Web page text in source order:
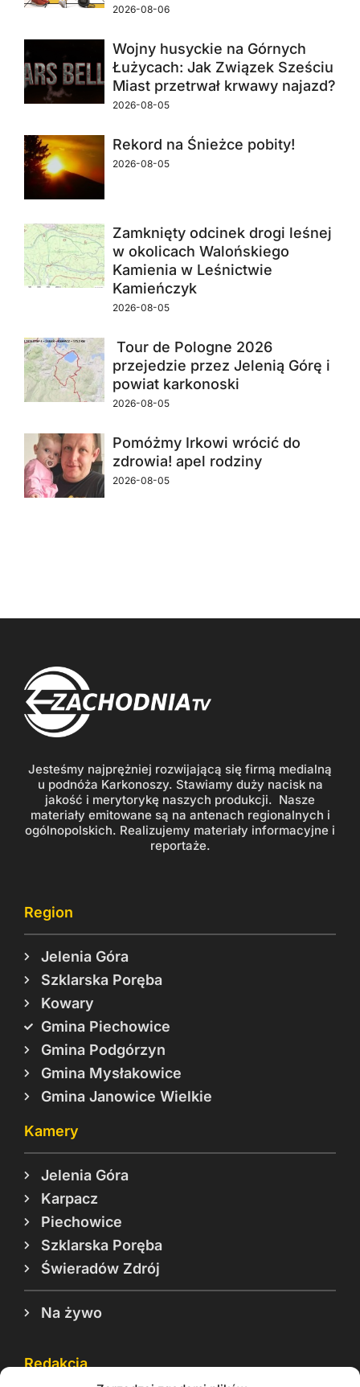
2026-08-06
Wojny husyckie na Górnych
Łużycach: Jak Związek Sześciu
Miast przetrwał krwawy najazd?
2026-08-05
Rekord na Śnieżce pobity!
2026-08-05
Zamknięty odcinek drogi leśnej
w okolicach Walońskiego
Kamienia w Leśnictwie
Kamieńczyk
2026-08-05
Tour de Pologne 2026
przejedzie przez Jelenią Górę i
powiat karkonoski
2026-08-05
Pomóżmy Irkowi wrócić do
zdrowia! apel rodziny
2026-08-05
Jesteśmy najprężniej rozwijającą się firmą medialną
u podnóża Karkonoszy. Stawiamy duży nacisk na
jakość i merytorykę naszych produkcji. Nasze
materiały emitowane są na antenach regionalnych i
ogólnopolskich. Realizujemy materiały informacyjne i
reportaże.
Region
Jelenia Góra
Szklarska Poręba
Kowary
Gmina Piechowice
Gmina Podgórzyn
Gmina Mysłakowice
Gmina Janowice Wielkie
Kamery
Jelenia Góra
Karpacz
Piechowice
Szklarska Poręba
Świeradów Zdrój
Na żywo
Redakcja